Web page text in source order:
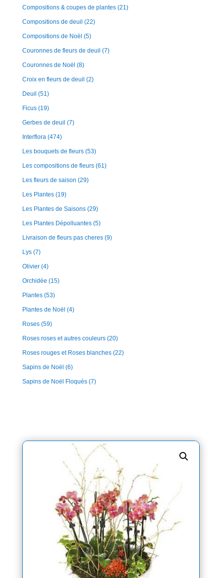
Compositions & coupes de plantes (21)
Compositions de deuil (22)
Compositions de Noël (5)
Couronnes de fleurs de deuil (7)
Couronnes de Noël (8)
Croix en fleurs de deuil (2)
Deuil (51)
Ficus (19)
Gerbes de deuil (7)
Interflora (474)
Les bouquets de fleurs (53)
Les compositions de fleurs (61)
Les fleurs de saison (29)
Les Plantes (19)
Les Plantes de Saisons (29)
Les Plantes Dépolluantes (5)
Livraison de fleurs pas cheres (9)
Lys (7)
Olivier (4)
Orchidée (15)
Plantes (53)
Plantes de Noël (4)
Roses (59)
Roses roses et autres couleurs (20)
Roses rouges et Roses blanches (22)
Sapins de Noël (6)
Sapins de Noël Floqués (7)